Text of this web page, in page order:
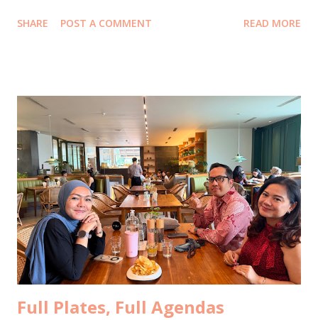
Strategic hunger. Because where else should one welcome
would have been morally wrong. After circling the bazaar in
our best food-hunter mode, we finally docked at a humble
tent stall with carpets spread out for lesehan seating .
Dinner was rawon rice and chicken soto rice , both at the
very comforting price of ten thousand rupiah per portion.
The flavor, however, was elevated by a surprise plot twist:
salted eggs pulled dramatically out of my mom’s bag.
Emotional support telur asin , clearly. We had forgotten to
bring UNO...
SHARE POST A COMMENT READ MORE
Full Plates, Full Agendas